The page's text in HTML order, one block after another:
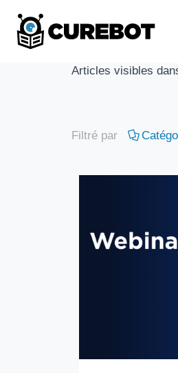
Articles visibles
Filtré par